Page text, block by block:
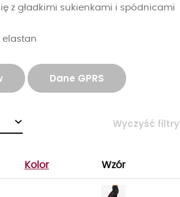
z gładkimi sukienkami i spódnicami
elastan
Dane GPRS
Wyczyść filtry
Kolor Wzór